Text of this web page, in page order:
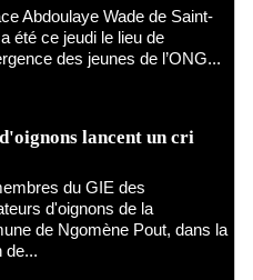
Abdoulaye Wade de Saint-
été ce jeudi le lieu de
des jeunes de l’ONG...
lancent un cri
du GIE des
d'oignons de la
de Ngomène Pout, dans la
de...